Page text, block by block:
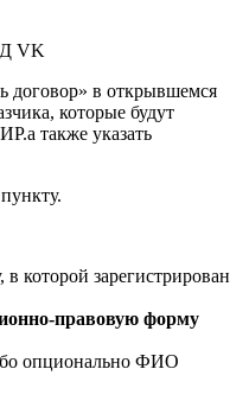
договор» в открывшемся
которые будут
также указать
в которой зарегистрирован
правовую форму
опционально ФИО